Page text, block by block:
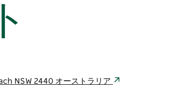
NSW 2440 オーストラリア